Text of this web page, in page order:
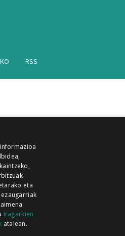
RSS
GUKA
eta
Iragarkien
atalean.